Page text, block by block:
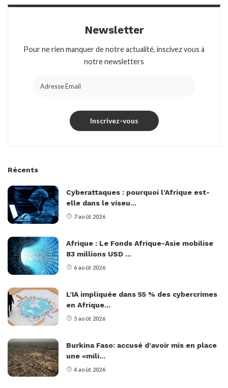
Newsletter
Pour ne rien manquer de notre actualité, inscivez vous à
notre newsletters
Récents
Cyberattaques : pourquoi l’Afrique est-
elle dans le viseu...
7 août 2026
Afrique : Le Fonds Afrique-Asie mobilise
83 millions USD ...
6 août 2026
L’IA impliquée dans 55 % des cybercrimes
en Afrique...
5 août 2026
Burkina Faso: accusé d’avoir mis en place
une «mili...
4 août 2026